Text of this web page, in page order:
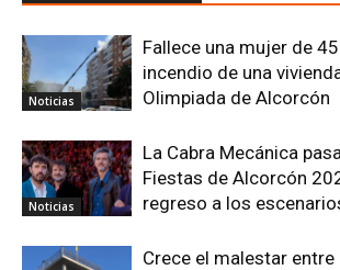
Noticias
Fallece una mujer de
incendio de una
Olimpiada de Alcorcón
Noticias
La Cabra Mecánica
Fiestas de Alcorcón
regreso a los
Crece el malestar